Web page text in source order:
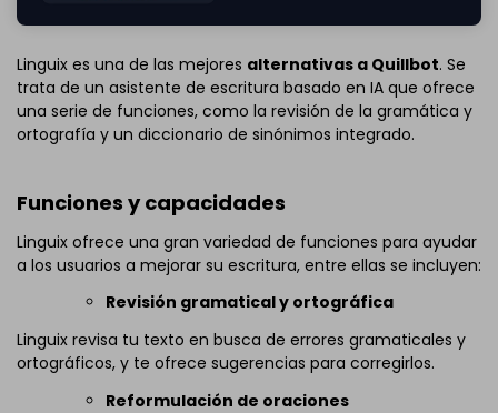
Linguix es una de las mejores alternativas a Quillbot. Se
trata de un asistente de escritura basado en IA que ofrece
una serie de funciones, como la revisión de la gramática y
ortografía y un diccionario de sinónimos integrado.
Funciones y capacidades
Linguix ofrece una gran variedad de funciones para ayudar
a los usuarios a mejorar su escritura, entre ellas se incluyen:
Revisión gramatical y ortográfica
Linguix revisa tu texto en busca de errores gramaticales y
ortográficos, y te ofrece sugerencias para corregirlos.
Reformulación de oraciones